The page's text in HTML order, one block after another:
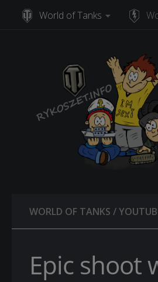
Skip to content
World of Tanks
WORLD OF TANKS /
Epic shoot